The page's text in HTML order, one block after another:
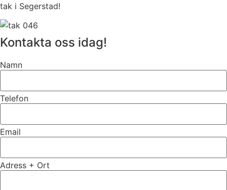
tak i Segerstad!
Kontakta oss idag!
Namn
Telefon
Email
Adress + Ort